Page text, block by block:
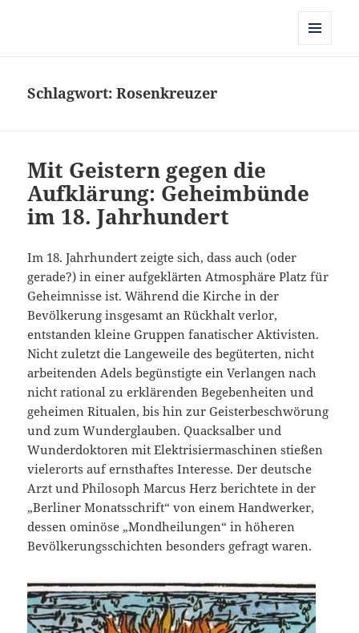
Schlagwort:Rosenkreuzer
Mit Geistern gegen die
Aufklärung: Geheimbünde
im 18. Jahrhundert
Im 18. Jahrhundert zeigte sich, dass auch (oder
gerade?) in einer aufgeklärten Atmosphäre Platz für
Geheimnisse ist. Während die Kirche in der
Bevölkerung insgesamt an Rückhalt verlor,
entstanden kleine Gruppen fanatischer Aktivisten.
Nicht zuletzt die Langeweile des begüterten, nicht
arbeitenden Adels begünstigte ein Verlangen nach
nicht rational zu erklärenden Begebenheiten und
geheimen Ritualen, bis hin zur Geisterbeschwörung
und zum Wunderglauben. Quacksalber und
Wunderdoktoren mit Elektrisiermaschinen stießen
vielerorts auf ernsthaftes Interesse. Der deutsche
Arzt und Philosoph Marcus Herz berichtete in der
„Berliner Monatsschrift“ von einem Handwerker,
dessen ominöse „Mondheilungen“ in höheren
Bevölkerungsschichten besonders gefragt waren.